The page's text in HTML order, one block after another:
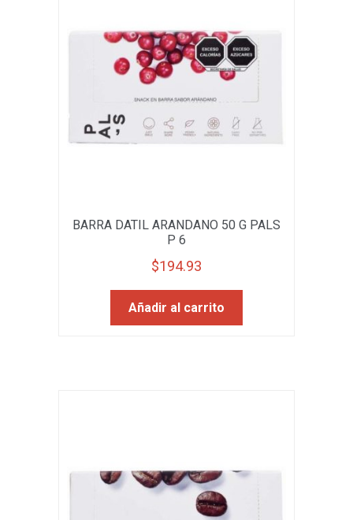
BARRA DATIL ARANDANO 50 G PALS
P 6
$194.93
Añadir al carrito